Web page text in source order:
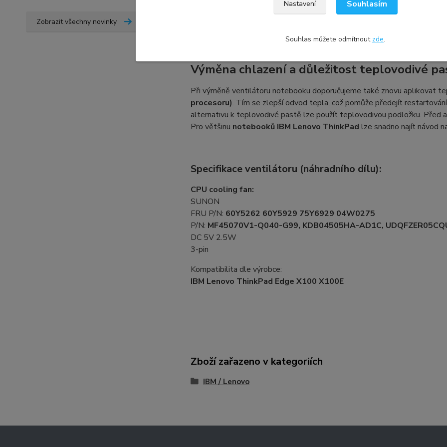
Zobrazit všechny novinky
ventilátoru pro váš notebook, můžete nám poslat fotografii svého
Výměna chlazení a důležitost teplovodivé
Při výměně ventilátoru notebooku doporučujeme také znovu aplikovat
procesoru). Tím se zlepší odvod tepla, což pomůže předejít
alternativu k teplovodivé pastě lze použít teplovodivou podložku. Před
Pro většinu notebooků IBM Lenovo ThinkPad lze snadno najít návod
Specifikace ventilátoru (náhradního dílu):
CPU cooling fan:
SUNON
FRU P/N: 60Y5262 60Y5929 75Y6929 04W0275
P/N: MF45070V1-Q040-G99, KDB04505HA-AD1C,
DC 5V 2.5W
3-pin
Kompatibilita dle výrobce:
IBM Lenovo ThinkPad Edge X100 X100E
Zboží zařazeno v kategoriích
IBM / Lenovo
Nastavení Souhlasím
Souhlas můžete odmítnout zde.